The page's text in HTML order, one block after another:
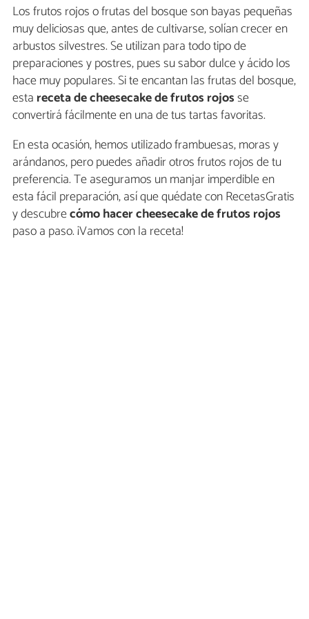
Los frutos rojos o frutas del bosque son bayas pequeñas
muy deliciosas que, antes de cultivarse, solían crecer en
arbustos silvestres. Se utilizan para todo tipo de
preparaciones y postres, pues su sabor dulce y ácido los
hace muy populares. Si te encantan las frutas del bosque,
esta receta de cheesecake de frutos rojosse
convertirá fácilmente en una de tus tartas favoritas.
En esta ocasión, hemos utilizado frambuesas, moras y
arándanos, pero puedes añadir otros frutos rojos de tu
preferencia. Te aseguramos un manjar imperdible en
esta fácil preparación, así que quédate con RecetasGratis
y descubrecómo hacer cheesecake de frutos rojos
paso a paso. ¡Vamos con la receta!